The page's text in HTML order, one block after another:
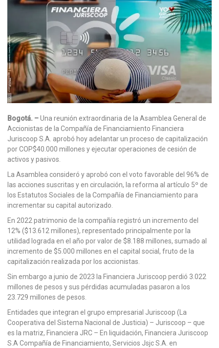
Bogotá. –Una reunión extraordinaria de la Asamblea General de
Accionistas de la Compañía de Financiamiento Financiera
Juriscoop S.A. aprobó hoy adelantar un proceso de capitalización
por COP$40.000 millones y ejecutar operaciones de cesión de
activos y pasivos.
La Asamblea consideró y aprobó con el voto favorable del 96% de
las acciones suscritas y en circulación, la reforma al artículo 5º de
los Estatutos Sociales de la Compañía de Financiamiento para
incrementar su capital autorizado.
En 2022 patrimonio de la compañía registró un incremento del
12% ($13.612 millones), representado principalmente por la
utilidad lograda en el año por valor de $8.188 millones, sumado al
incremento de $5.000 millones en el capital social, fruto de la
capitalización realizada por los accionistas.
Sin embargo a junio de 2023 la Financiera Juriscoop perdió 3.022
millones de pesos y sus pérdidas acumuladas pasaron a los
23.729 millones de pesos.
Entidades que integran el grupo empresarial Juriscoop (La
Cooperativa del Sistema Nacional de Justicia) – Juriscoop – que
es la matriz, Financiera JRC – En liquidación, Financiera Juriscoop
S.A Compañía de Financiamiento, Servicios Jsjc S.A. en